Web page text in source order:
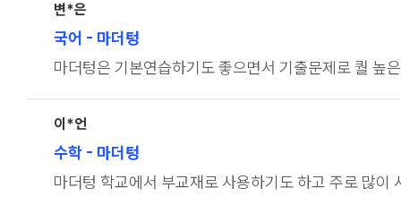
변*은
국어 - 마더텅
마더텅은 기본연습하기도 좋으면서 기출문제로 퀄 높
이*언
수학 - 마더텅
마더텅 학교에서 부교재로 사용하기도 하고 주로 많이